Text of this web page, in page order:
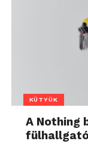
KÜTYÜK
A Nothing